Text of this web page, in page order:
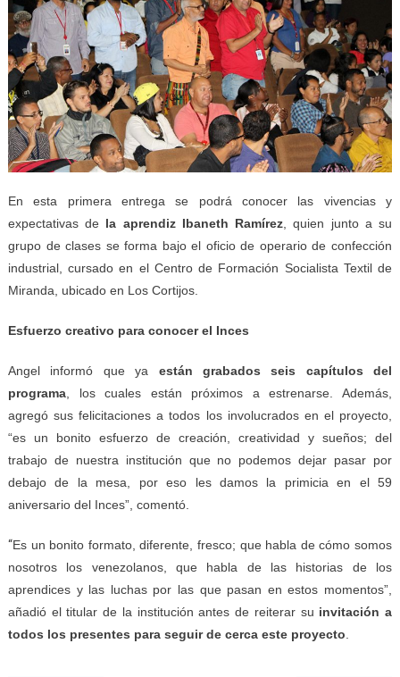
En esta primera entrega se podrá conocer las vivencias y
expectativas de la aprendiz Ibaneth Ramírez , quien junto a su
grupo de clases se forma bajo el oficio de operario de confección
industrial, cursado en el Centro de Formación Socialista Textil de
Miranda, ubicado en Los Cortijos.
Esfuerzo creativo para conocer el Inces
Angel informó que ya están grabados seis capítulos del
programa, los cuales están próximos a estrenarse. Además,
agregó sus felicitaciones a todos los involucrados en el proyecto,
“es un bonito esfuerzo de creación, creatividad y sueños; del
trabajo de nuestra institución que no podemos dejar pasar por
debajo de la mesa, por eso les damos la primicia en el 59
aniversario del Inces”, comentó.
“Es un bonito formato, diferente, fresco; que habla de cómo somos
nosotros los venezolanos, que habla de las historias de los
aprendices y las luchas por las que pasan en estos momentos”,
añadió el titular de la institución antes de reiterar su invitación a
todos los presentes paraseguir de cerca este proyecto